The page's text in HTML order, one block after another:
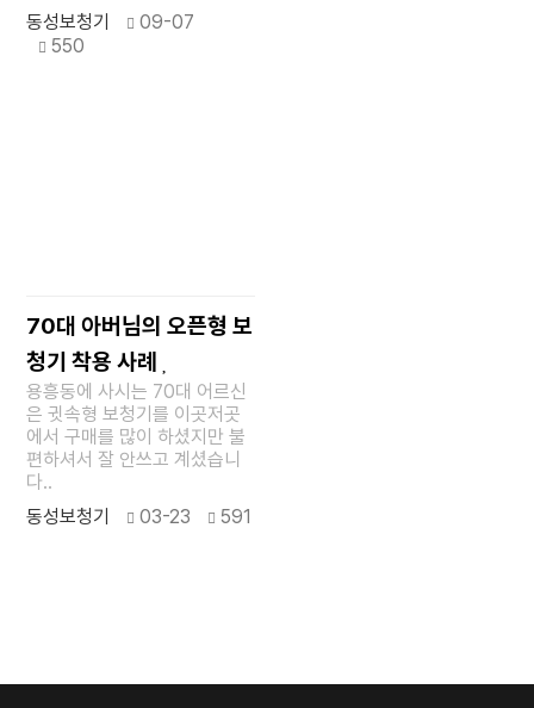
동성보청기
09-07
550
70대 아버님의 오픈형 보
청기 착용 사례
용흥동에 사시는 70대 어르신
은 귓속형 보청기를 이곳저곳
에서 구매를 많이 하셨지만 불
편하셔서 잘 안쓰고 계셨습니
다..
동성보청기
03-23 591